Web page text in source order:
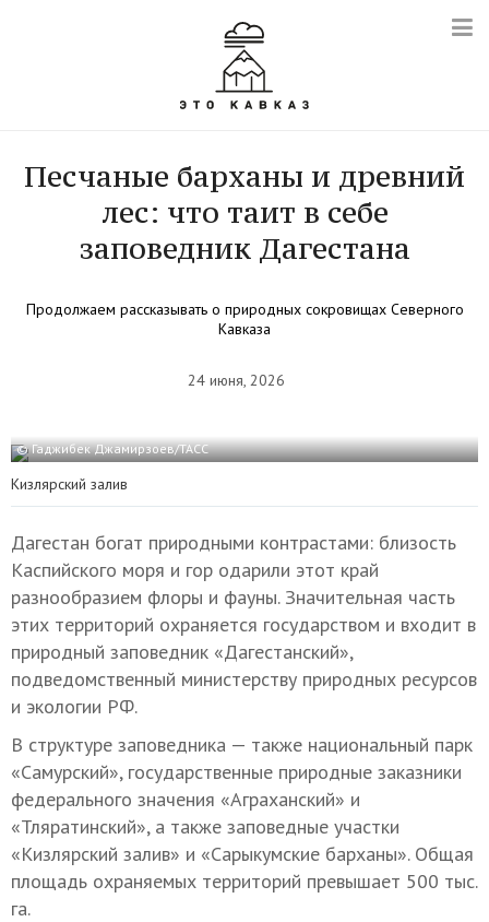
Песчаные барханы и древний
лес: что таит в себе
заповедник Дагестана
Продолжаем рассказывать о природных сокровищах Северного
Кавказа
24 июня, 2026
© Гаджибек Джамирзоев/ТАСС
Кизлярский залив
Дагестан богат природными контрастами: близость
Каспийского моря и гор одарили этот край
разнообразием флоры и фауны. Значительная часть
этих территорий охраняется государством и входит в
природный заповедник «Дагестанский»,
подведомственный министерству природных ресурсов
и экологии РФ.
В структуре заповедника — также национальный парк
«Самурский», государственные природные заказники
федерального значения «Аграханский» и
«Тляратинский», а также заповедные участки
«Кизлярский залив» и «Сарыкумские барханы». Общая
площадь охраняемых территорий превышает 500 тыс.
га.